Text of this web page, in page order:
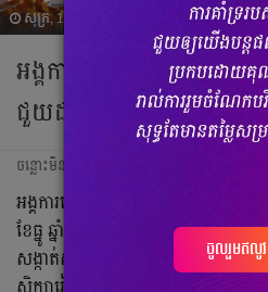
សុក្រ, 13 ធ្នូ 2024 05:00
អង្គការ​ PSE​ ធ្វើ​ពិធី ​«បុណ្យ​ផ្
ជួយ​ដល់ការហូបចុក​ និង​រៀន
ចន្លោះមិនឃើញ
អង្គការ​ដើម្បីភាព​ញញឹម​នៃ​កុមារ​ ឬ​គេ​​ស្
ខែ​ធ្នូ​ ឆ្នាំ​២០២៤​ បាន​ធ្វើ​ពិធី​ «បុណ្យ​ផ្ក
សង្កាត់​ស្ទឹងមានជ័យ​ ដើម្បី​រៃអង្គាស​ថ
សិក្សា​រៀនសូត្រ​របស់​កុមារ​ក្រីក្រ​ ៦៥០
ចូលរួមឥលូវ